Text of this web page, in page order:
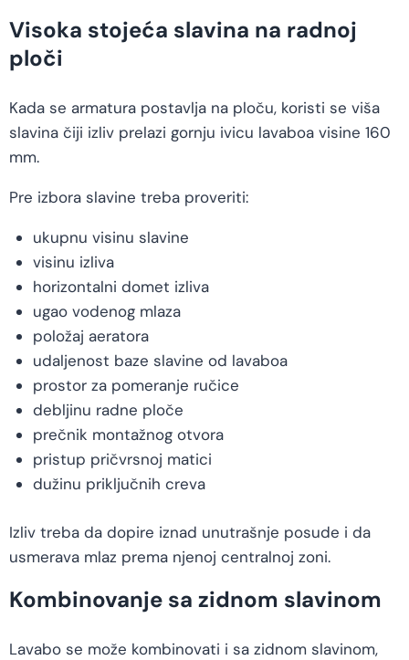
Visoka stojeća slavina na radnoj
ploči
Kada se armatura postavlja na ploču, koristi se viša
slavina čiji izliv prelazi gornju ivicu lavaboa visine 160
mm.
Pre izbora slavine treba proveriti:
ukupnu visinu slavine
visinu izliva
horizontalni domet izliva
ugao vodenog mlaza
položaj aeratora
udaljenost baze slavine od lavaboa
prostor za pomeranje ručice
debljinu radne ploče
prečnik montažnog otvora
pristup pričvrsnoj matici
dužinu priključnih creva
Izliv treba da dopire iznad unutrašnje posude i da
usmerava mlaz prema njenoj centralnoj zoni.
Kombinovanje sa zidnom slavinom
Lavabo se može kombinovati i sa zidnom slavinom,